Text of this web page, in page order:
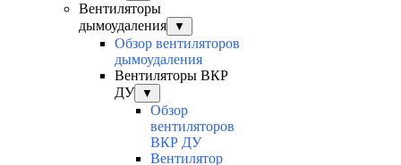
Вентиляторы
дымоудаления
▼
Обзор вентиляторов
дымоудаления
Вентиляторы ВКР
ДУ
▼
Обзор
вентиляторов
ВКР ДУ
Вентилятор